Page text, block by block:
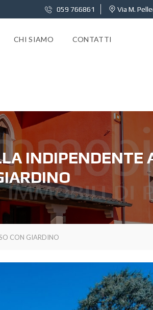
059 766861 Via M.
CHI SIAMO CONTATTI
INDIPENDENTE
CON GIARDINO